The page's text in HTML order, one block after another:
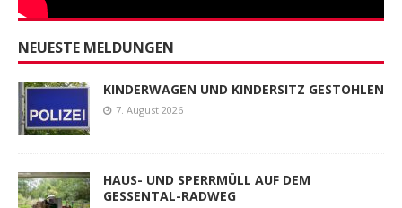
NEUESTE MELDUNGEN
KINDERWAGEN UND KINDERSITZ GESTOHLEN
7. August 2026
HAUS- UND SPERRMÜLL AUF DEM
GESSENTAL-RADWEG